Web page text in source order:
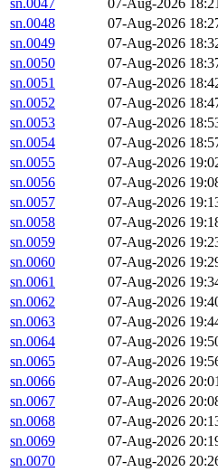
sn.0047
07-Aug-2026
sn.0048
07-Aug-2026
sn.0049
07-Aug-2026
sn.0050
07-Aug-2026
sn.0051
07-Aug-2026
sn.0052
07-Aug-2026
sn.0053
07-Aug-2026
sn.0054
07-Aug-2026
sn.0055
07-Aug-2026
sn.0056
07-Aug-2026
sn.0057
07-Aug-2026
sn.0058
07-Aug-2026
sn.0059
07-Aug-2026
sn.0060
07-Aug-2026
sn.0061
07-Aug-2026
sn.0062
07-Aug-2026
sn.0063
07-Aug-2026
sn.0064
07-Aug-2026
sn.0065
07-Aug-2026
sn.0066
07-Aug-2026
sn.0067
07-Aug-2026
sn.0068
07-Aug-2026
sn.0069
07-Aug-2026
sn.0070
07-Aug-2026